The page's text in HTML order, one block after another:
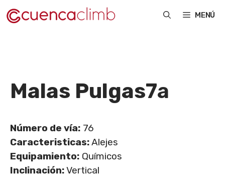
Saltar
al
MENÚ
Malas Pulgas7a
Número de vía: 76
Caracteristicas:Alejes
Equipamiento: Químicos
Inclinación:Vertical